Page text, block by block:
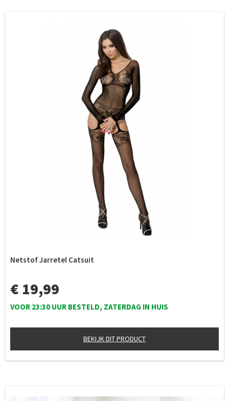
Netstof Jarretel Catsuit
€ 19,99
VOOR 23:30 UUR BESTELD, ZATERDAG IN HUIS
BEKIJK DIT PRODUCT